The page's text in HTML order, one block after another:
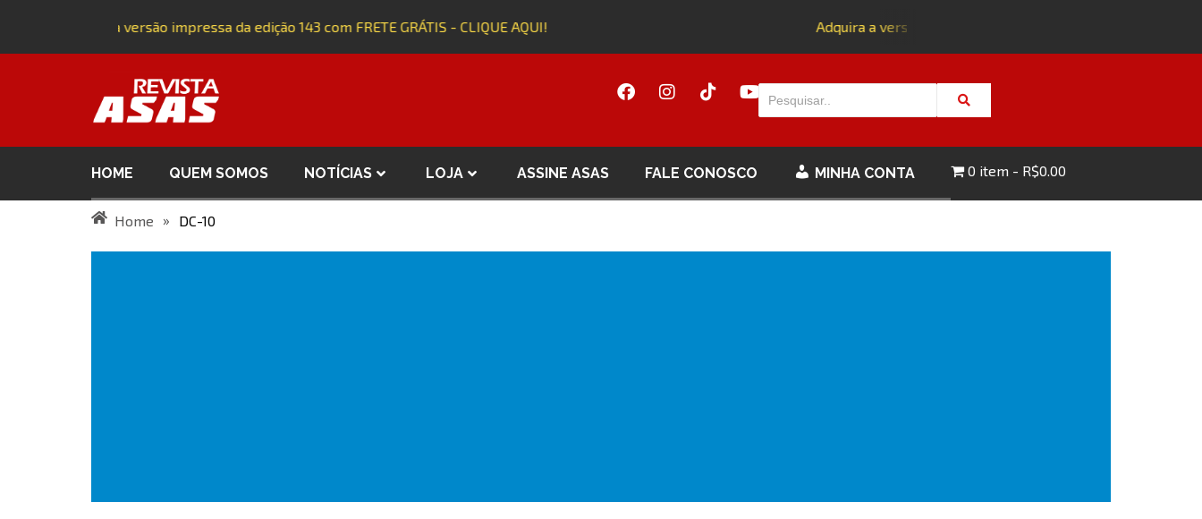
Adquira a versão impressa da edição 143 com FRETE GRÁTIS - CLIQUE AQUI! Adquira a versão impressa da edição 143 com FRETE GRÁTIS
HOME QUEM SOMOS NOTÍCIAS LOJA ASSINE ASAS FALE CONOSCO MINHA CONTA 0 item R$0.00
Home » DC-10